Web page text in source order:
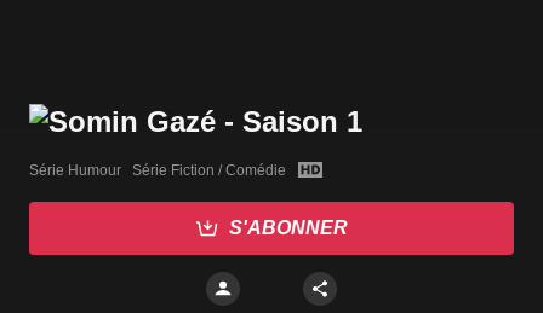
Série Humour   Série Fiction / Comédie
S'ABONNER